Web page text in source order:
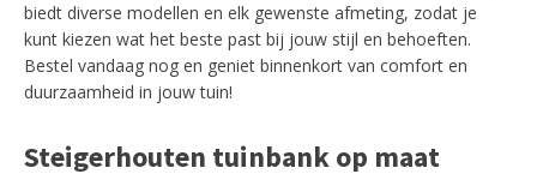
biedt diverse modellen en elk gewenste afmeting, zodat je
kunt kiezen wat het beste past bij jouw stijl en behoeften.
Bestel vandaag nog en geniet binnenkort van comfort en
duurzaamheid in jouw tuin!
Steigerhouten tuinbank op maat